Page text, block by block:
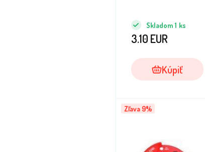
Skladom 1 ks
3.10 EUR
Kúpiť
Zľava 9%